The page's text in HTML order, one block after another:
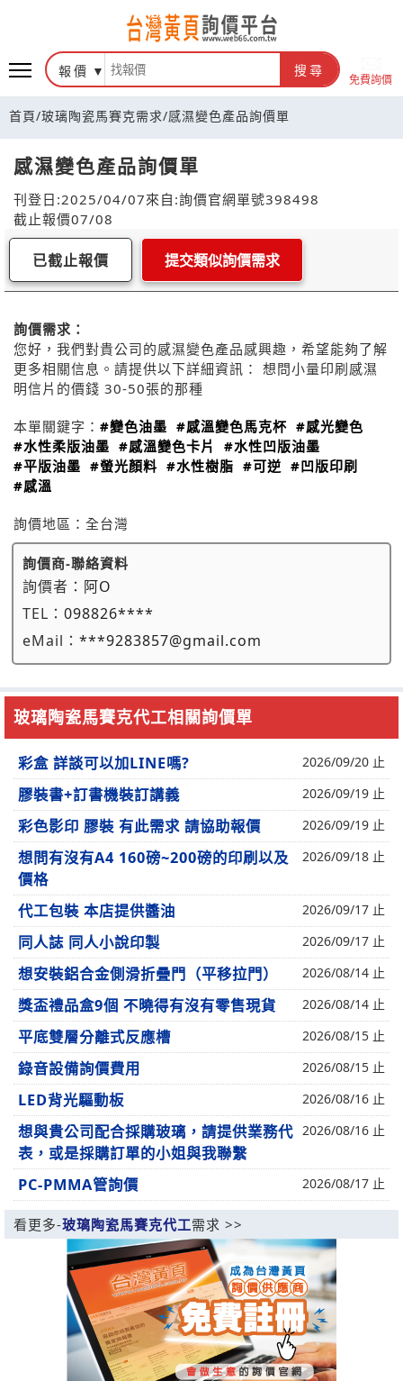
報價 搜尋
免費詢價
首頁/玻璃陶瓷馬賽克需求/感濕變色產品詢價單
感濕變色產品詢價單
刊登日:2025/04/07來自:詢價官網單號398498
截止報價07/08
已截止報價 提交類似詢價需求
詢價需求：
您好，我們對貴公司的感濕變色產品感興趣，希望能夠了解
更多相關信息。請提供以下詳細資訊： 想問小量印刷感濕
明信片的價錢 30-50張的那種
本單關鍵字： #變色油墨 #感溫變色馬克杯 #感光變色
#水性柔版油墨 #感溫變色卡片
#水性凹版油墨
#平版油墨 #螢光顏料 #水性樹脂 #可逆 #凹版印刷
#感溫
詢價地區： 全台灣
詢價商-聯絡資料
詢價者： 阿O
TEL： 098826****
eMail： ***9283857@gmail.com
玻璃陶瓷馬賽克代工相關詢價單
彩盒 詳談可以加LINE嗎? 2026/09/20 止
膠裝書+訂書機裝訂講義 2026/09/19 止
彩色影印 膠裝 有此需求 請協助報價 2026/09/19 止
想問有沒有A4 160磅~200磅的印刷以及
價格
2026/09/18 止
代工包裝 本店提供醬油 2026/09/17 止
同人誌 同人小說印製 2026/09/17 止
想安裝鋁合金側滑折疊門（平移拉門） 2026/08/14 止
獎盃禮品盒9個 不曉得有沒有零售現貨 2026/08/14 止
平底雙層分離式反應槽 2026/08/15 止
錄音設備詢價費用 2026/08/15 止
LED背光驅動板 2026/08/16 止
想與貴公司配合採購玻璃，請提供業務代
表，或是採購訂單的小姐與我聯繫
2026/08/16 止
PC-PMMA管詢價 2026/08/17 止
看更多-玻璃陶瓷馬賽克代工需求 >>